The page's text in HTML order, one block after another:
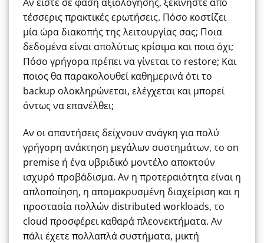
τέσσερις πρακτικές ερωτήσεις. Πόσο κοστίζει
μία ώρα διακοπής της λειτουργίας σας; Ποια
δεδομένα είναι απολύτως κρίσιμα και ποια όχι;
Πόσο γρήγορα πρέπει να γίνεται το restore; Και
ποιος θα παρακολουθεί καθημερινά ότι το
backup ολοκληρώνεται, ελέγχεται και μπορεί
όντως να επανέλθει;
Αν οι απαντήσεις δείχνουν ανάγκη για πολύ
γρήγορη ανάκτηση μεγάλων συστημάτων, το on
premise ή ένα υβριδικό μοντέλο αποκτούν
ισχυρό προβάδισμα. Αν η προτεραιότητα είναι η
απλοποίηση, η απομακρυσμένη διαχείριση και η
προστασία πολλών distributed workloads, το
cloud προσφέρει καθαρά πλεονεκτήματα. Αν
πάλι έχετε πολλαπλά συστήματα, μικτή